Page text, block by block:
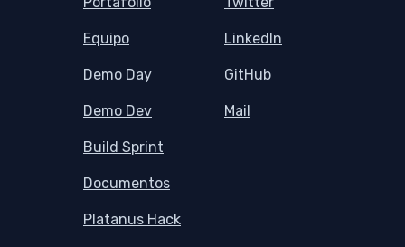
Equipo
Demo Day
Demo Dev
Build Sprint
Documentos
Platanus Hack
LinkedIn
GitHub
Mail